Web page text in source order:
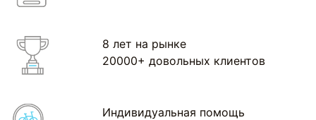
8 лет на рынке
20000+ довольных клиентов
Индивидуальная помощь